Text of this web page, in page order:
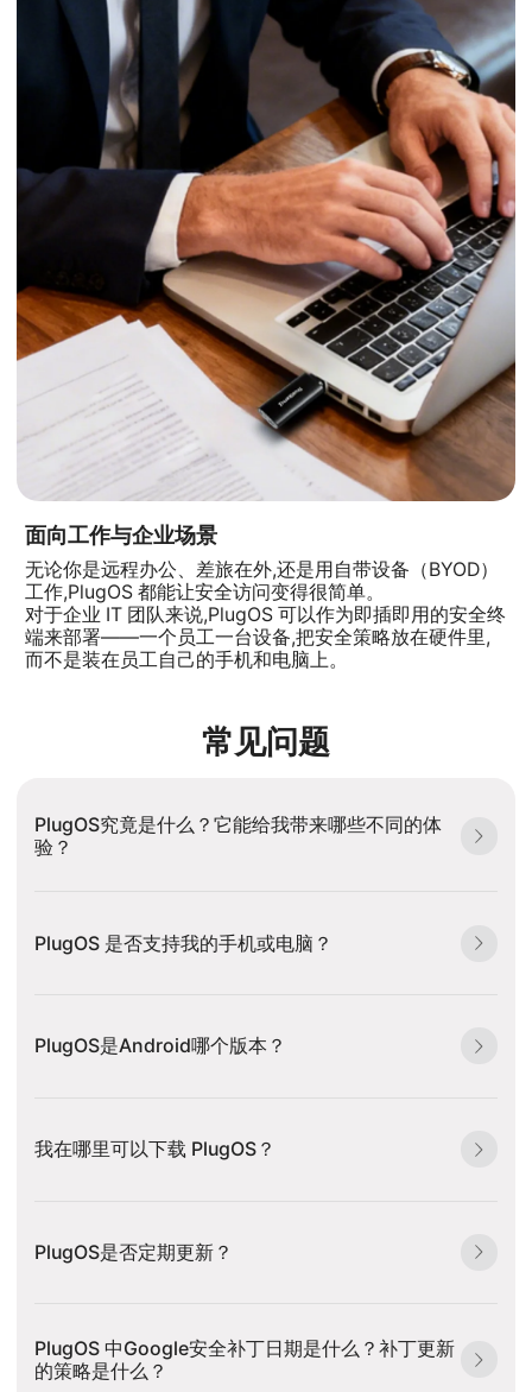
面向工作与企业场景
无论你是远程办公、差旅在外,还是用自带设备（BYOD）
工作,PlugOS 都能让安全访问变得很简单。
对于企业 IT 团队来说,PlugOS 可以作为即插即用的安全终
端来部署——一个员工一台设备,把安全策略放在硬件里,
而不是装在员工自己的手机和电脑上。
常见问题
PlugOS究竟是什么？它能给我带来哪些不同的体
验？
PlugOS 是否支持我的手机或电脑？
PlugOS是Android哪个版本？
我在哪里可以下载 PlugOS？
PlugOS是否定期更新？
PlugOS 中Google安全补丁日期是什么？补丁更新
的策略是什么？